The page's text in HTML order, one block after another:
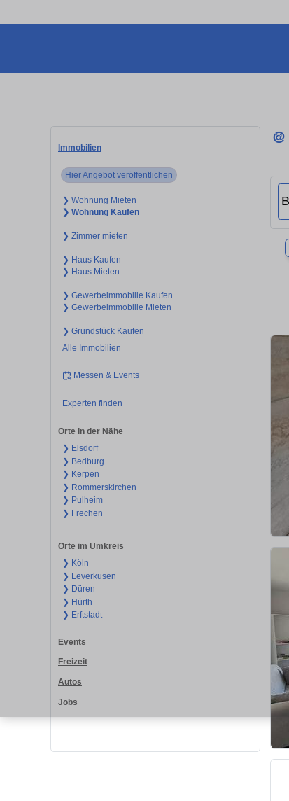
Immobilien
Hier Angebot veröffentlichen
❯ Wohnung Mieten
❯ Wohnung Kaufen
❯ Zimmer mieten
❯ Haus Kaufen
❯ Haus Mieten
❯ Gewerbeimmobilie Kaufen
❯ Gewerbeimmobilie Mieten
❯ Grundstück Kaufen
Alle Immobilien
Messen & Events
Experten finden
Orte in der Nähe
❯ Elsdorf
❯ Bedburg
❯ Kerpen
❯ Rommerskirchen
❯ Pulheim
❯ Frechen
Orte im Umkreis
❯ Köln
❯ Leverkusen
❯ Düren
❯ Hürth
❯ Erftstadt
Events
Freizeit
Autos
Jobs